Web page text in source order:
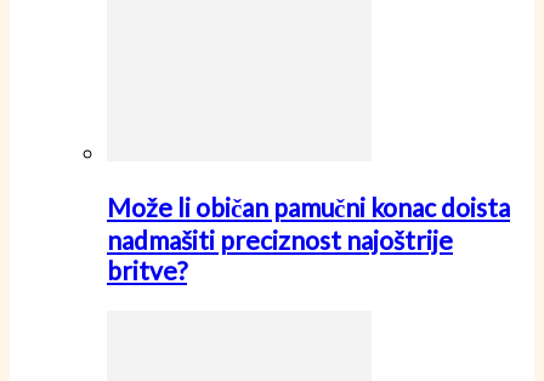
Može li običan pamučni konac doista
nadmašiti preciznost najoštrije
britve?